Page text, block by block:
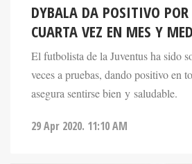
DYBALA DA POSITIVO
CUARTA VEZ EN MES Y
El futbolista de la Juventus ha sido
veces a pruebas, dando positivo en
asegura sentirse bien y saludable.
29 Apr 2020. 11:10 AM